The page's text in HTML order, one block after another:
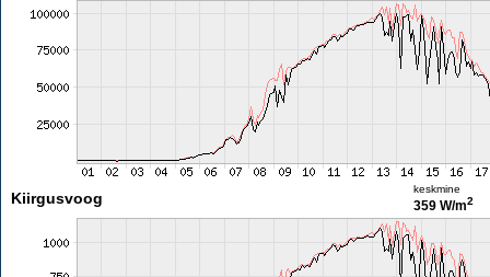
Kiirgusvoog
keskmine
359 W/m2